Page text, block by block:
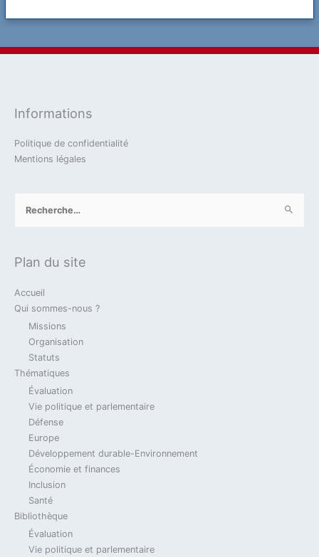
complications
20 mars 2025
La coopération Franco-Allemande en
matière de défense dans la Loi de
programmation militaire 2024-2030 et des
Die deutsch-französische Zusammenarbeit
im Verteidigungsbereich in dem Gesetz zur
militärischen Programmierung (MPG) 2024-
2030 und daraus zu ziehenden
Konsequenzen.
14 novembre 2023
2023 Actualité Billet Du Jour Défense
Loi de Programmation Militaire 2024-2030 &
coopération franco-allemande / Gesetz zur
militärischen Programmierung 2024-2030 &
deutsch-französische Zusammenarbeit
14 novembre 2023
Informations
Politique de confidentialité
Mentions légales
Plan du site
Accueil
Qui sommes-nous ?
Missions
Organisation
Statuts
Thématiques
Évaluation
Vie politique et parlementaire
Défense
Europe
Développement durable-Environnement
Économie et finances
Inclusion
Santé
Bibliothèque
Évaluation
Vie politique et parlementaire